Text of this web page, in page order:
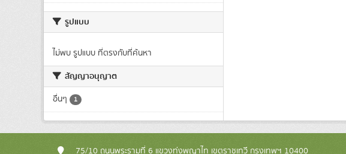
รูปแบบ
ไม่พบ รูปแบบ ที่ตรงกับที่ค้นหา
สัญญาอนุญาต
อื่นๆ 1
75/10 ถนนพระรามที่ 6 แขวงทุ่งพญาไท เขตราชเทวี กรุงเทพฯ 10400